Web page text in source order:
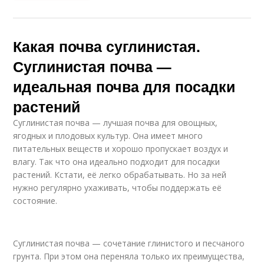
Какая почва суглинистая.
Суглинистая почва —
идеальная почва для посадки
растений
Суглинистая почва — лучшая почва для овощных,
ягодных и плодовых культур. Она имеет много
питательных веществ и хорошо пропускает воздух и
влагу. Так что она идеально подходит для посадки
растений. Кстати, её легко обрабатывать. Но за ней
нужно регулярно ухаживать, чтобы поддержать её
состояние.
Суглинистая почва — сочетание глинистого и песчаного
грунта. При этом она переняла только их преимущества,